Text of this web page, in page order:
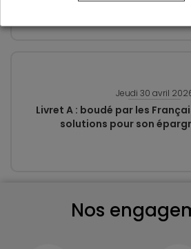
Jeudi 30 avril
Livret A : boudé par les
solutions pour son
Nos